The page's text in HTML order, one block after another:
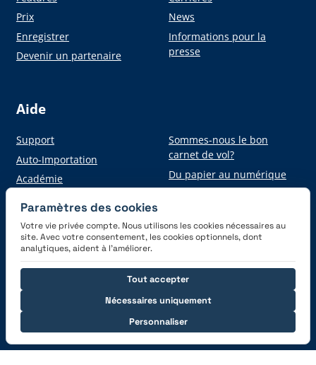
Prix
Enregistrer
Devenir un partenaire
News
Informations pour la
presse
Aide
Support
Auto-Importation
Académie
Sommes-nous le bon
carnet de vol?
Du papier au numérique
Obtenez l'application
Connectez-vous avec nous
Paramètres des cookies
Votre vie privée compte. Nous utilisons les cookies nécessaires au
site. Avec votre consentement, les cookies optionnels, dont
analytiques, aident à l’améliorer.
Nécessaires uniquement
Personnaliser
Tout accepter